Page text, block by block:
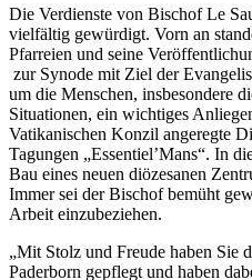
Die Verdienste von Bischof Le
vielfältig gewürdigt. Vorn an
Pfarreien und seine
zur Synode mit Ziel der
um die Menschen, insbesondere
Situationen, ein wichtiges
Vatikanischen Konzil angeregte
Tagungen „Essentiel’Mans“. In
Bau eines neuen diözesanen
Immer sei der Bischof bemüht
Arbeit einzubeziehen.
„Mit Stolz und Freude haben Sie
Paderborn gepflegt und haben